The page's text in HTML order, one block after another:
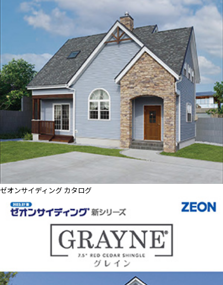
ゼオンサイディング カタログ